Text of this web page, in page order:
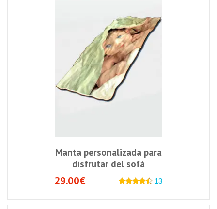
Manta personalizada para
disfrutar del sofá
29.00€
13